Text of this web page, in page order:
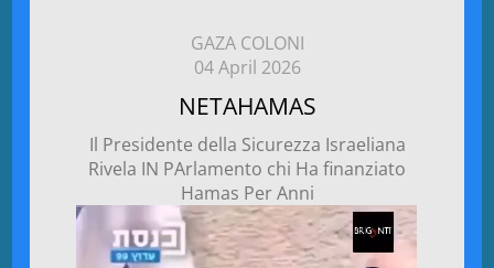
GAZA COLONI
04 April 2026
NETAHAMAS
Il Presidente della Sicurezza Israeliana
Rivela IN PArlamento chi Ha finanziato
Hamas Per Anni